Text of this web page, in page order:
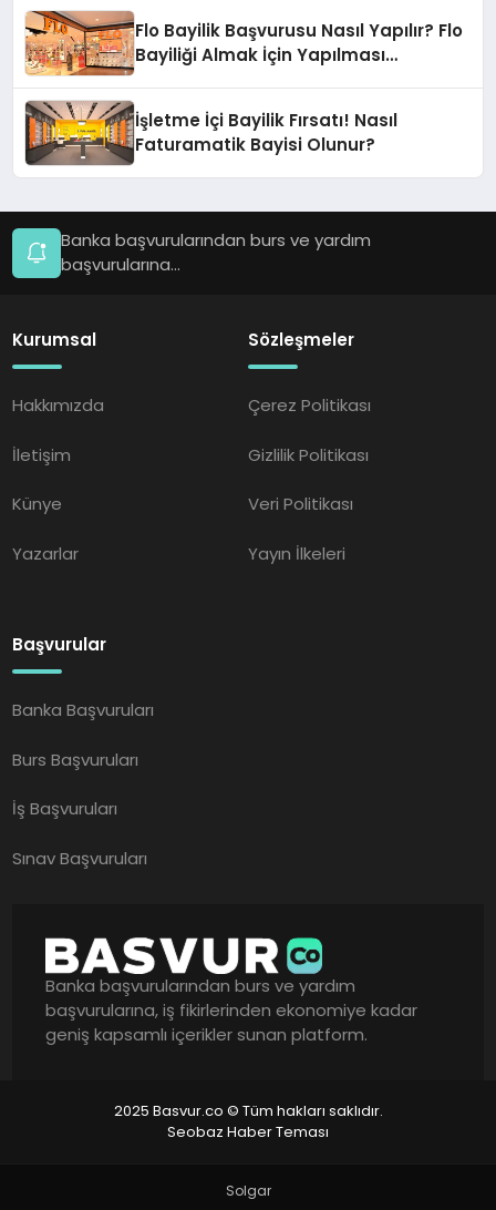
Flo Bayilik Başvurusu Nasıl Yapılır? Flo
Bayiliği Almak İçin Yapılması
İşletme İçi Bayilik Fırsatı! Nasıl
Faturamatik Bayisi Olunur?
Banka başvurularından burs ve yardım
başvurularına...
Kurumsal
Hakkımızda
İletişim
Künye
Yazarlar
Sözleşmeler
Çerez Politikası
Gizlilik Politikası
Veri Politikası
Yayın İlkeleri
Başvurular
Banka Başvuruları
Burs Başvuruları
İş Başvuruları
Sınav Başvuruları
Banka başvurularından burs ve yardım
başvurularına, iş fikirlerinden ekonomiye kadar
geniş kapsamlı içerikler sunan platform.
2025 Basvur.co © Tüm hakları saklıdır.
Seobaz Haber Teması
Solgar